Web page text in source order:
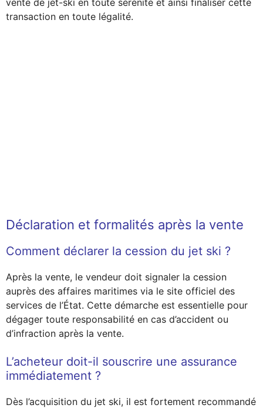
transaction en toute légalité.
Déclaration et formalités après la vente
Comment déclarer la cession du jet ski ?
Après la vente, le vendeur doit signaler la cession
auprès des affaires maritimes via le site officiel des
services de l’État. Cette démarche est essentielle pour
dégager toute responsabilité en cas d’accident ou
d’infraction après la vente.
L’acheteur doit-il souscrire une assurance
immédiatement ?
Dès l’acquisition du jet ski, il est fortement recommandé